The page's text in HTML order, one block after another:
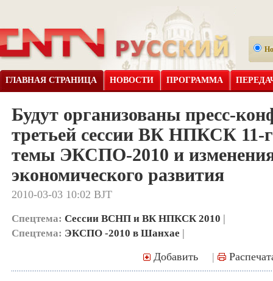
ГЛАВНАЯ СТРАНИЦА НОВОСТИ ПРОГРАММА
Будут организованы пресс-
третьей сессии ВК НПКСК 11-
темы ЭКСПО-2010 и изменения
экономического развития
2010-03-03 10:02 BJT
Спецтема: Сессии ВСНП и ВК НПКСК 2010 |
Спецтема: ЭКСПО -2010 в Шанхае |
Добавить |